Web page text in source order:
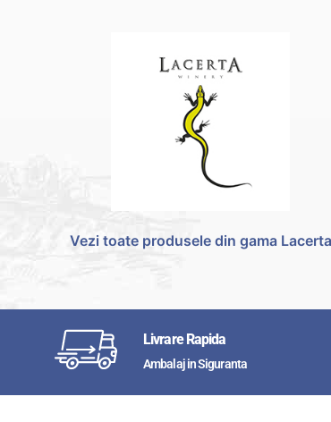
Vezi toate produsele din gama Lacerta
Livrare Rapida
Ambalaj in Siguranta